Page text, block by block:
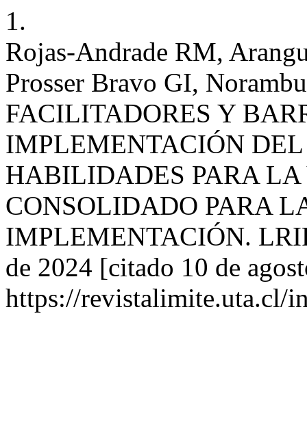
1.
Rojas-Andrade RM,
Prosser Bravo GI,
FACILITADORES Y
IMPLEMENTACIÓN
HABILIDADES PARA
CONSOLIDADO PARA
IMPLEMENTACIÓN.
de 2024 [citado 10 de
https://revistalimite.uta.cl/